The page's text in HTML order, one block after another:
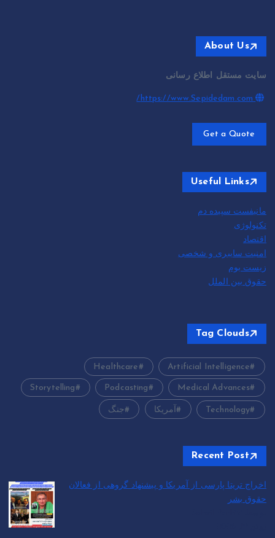
About Us
سایت مستقل اطلاع رسانی
https://www.Sepidedam.com/
Get a Quote
Useful Links
مانیفست سپیده دم
تکنولوژی
اقتصاد
امنیت سایبری و شخصی
زیست بوم
حقوق بین الملل
Tag Clouds
Artificial Intelligence
Healthcare
Medical Advances
Podcasting
Storytelling
Technology آمریکا جنگ
Recent Post
اخراج تریتا پارسی از آمریکا و پیشنهاد گروهی از فعالان
حقوق بشر